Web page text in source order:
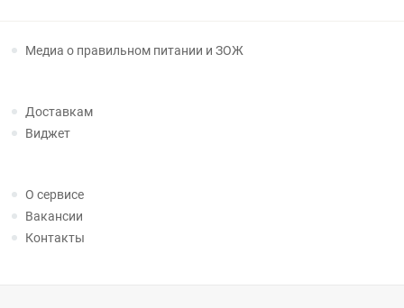
Медиа о правильном питании и ЗОЖ
Доставкам
Виджет
О сервисе
Вакансии
Контакты